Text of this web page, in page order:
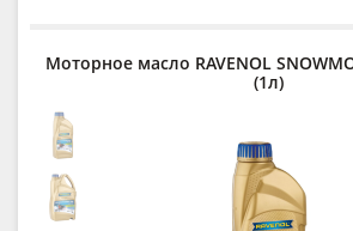
Моторное масло RAVENOL
(1л)